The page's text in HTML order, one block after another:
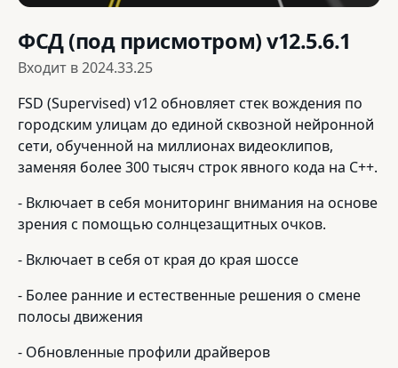
ФСД (под присмотром) v12.5.6.1
Входит в2024.33.25
FSD (Supervised) v12 обновляет стек вождения по
городским улицам до единой сквозной нейронной
сети, обученной на миллионах видеоклипов,
заменяя более 300 тысяч строк явного кода на C++.
- Включает в себя мониторинг внимания на основе
зрения с помощью солнцезащитных очков.
- Включает в себя от края до края шоссе
- Более ранние и естественные решения о смене
полосы движения
- Обновленные профили драйверов